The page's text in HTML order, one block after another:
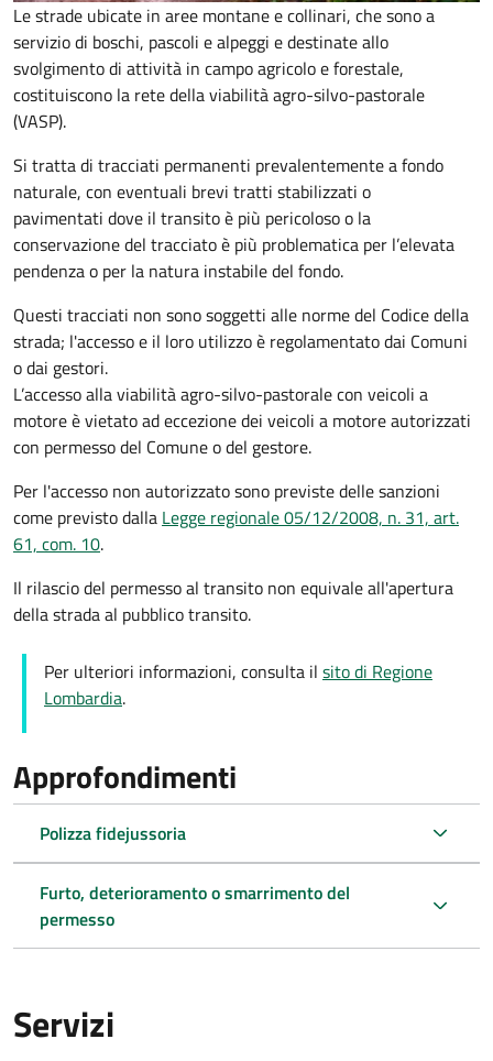
Le strade ubicate in aree montane e collinari, che sono a
servizio di boschi, pascoli e alpeggi e destinate allo
svolgimento di attività in campo agricolo e forestale,
costituiscono la rete della viabilità agro-silvo-pastorale
(VASP).
Si tratta di tracciati permanenti prevalentemente a fondo
naturale, con eventuali brevi tratti stabilizzati o
pavimentati dove il transito è più pericoloso o la
conservazione del tracciato è più problematica per l’elevata
pendenza o per la natura instabile del fondo.
Questi tracciati non sono soggetti alle norme del Codice della
strada; l'accesso e il loro utilizzo è regolamentato dai Comuni
o dai gestori.
L’accesso alla viabilità agro-silvo-pastorale con veicoli a
motore è vietato ad eccezione dei veicoli a motore autorizzati
con permesso del Comune o del gestore.
Per l'accesso non autorizzato sono previste delle sanzioni
come previsto dalla Legge regionale 05/12/2008, n. 31, art.
61, com. 10.
Il rilascio del permesso al transito non equivale all'apertura
della strada al pubblico transito.
Per ulteriori informazioni, consulta il sito di Regione
Lombardia.
Approfondimenti
Polizza fidejussoria
Furto, deterioramento o smarrimento del
permesso
Servizi